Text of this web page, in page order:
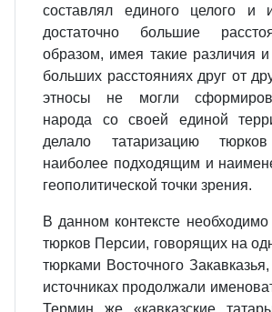
составлял единого целого и
достаточно большие
образом, имея такие различия
больших расстояниях друг от
этносы не могли
народа со своей единой
делало татаризацию тюрков
наиболее подходящим и
геополитической точки зрения.
В данном контексте необходимо
тюрков Персии, говорящих на
тюрками Восточного
источниках продолжали
Термин же «кавказские